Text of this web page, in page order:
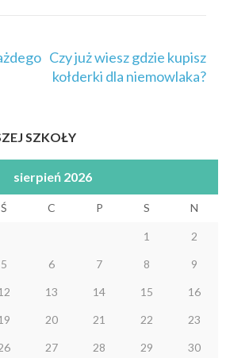
Czy już wiesz gdzie kupisz
kołderki dla niemowlaka?
SZKOŁY
sierpień 2026
Ś C P S N
1 2
5 6 7 8 9
13 14 15 16
20 21 22 23
27 28 29 30